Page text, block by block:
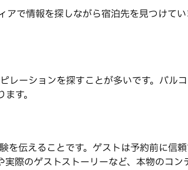
で情報を探しながら宿泊先を見つけて
ーションを探すことが多いです。バルコ
す。
を伝えることです。ゲストは予約前に
際のゲストストーリーなど、本物のコン